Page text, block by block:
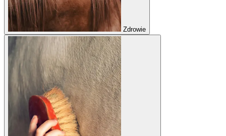
Zdrowie